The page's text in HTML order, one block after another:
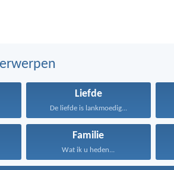
Liefde
De liefde is lankmoedig...
Familie
Wat ik u heden...